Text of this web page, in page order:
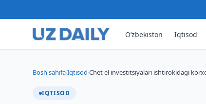
O‘zbekiston Iqtisod
Bosh sahifa›Iqtisod›Chet el investitsiyalari ishtirokidagi
IQTISOD